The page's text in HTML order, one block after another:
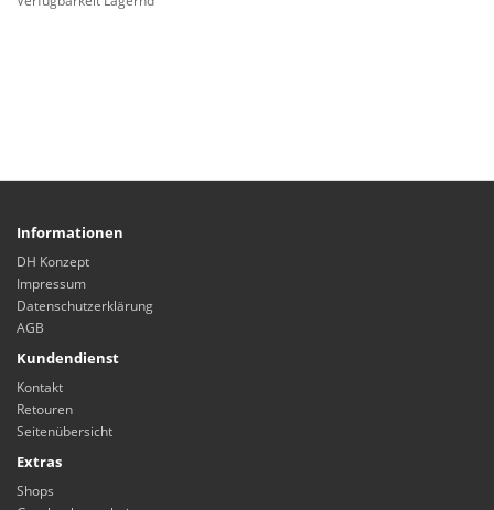
Informationen
DH Konzept
Impressum
Datenschutzerklärung
AGB
Kundendienst
Kontakt
Retouren
Seitenübersicht
Extras
Shops